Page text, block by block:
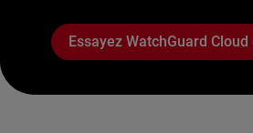
Essayez WatchGuard